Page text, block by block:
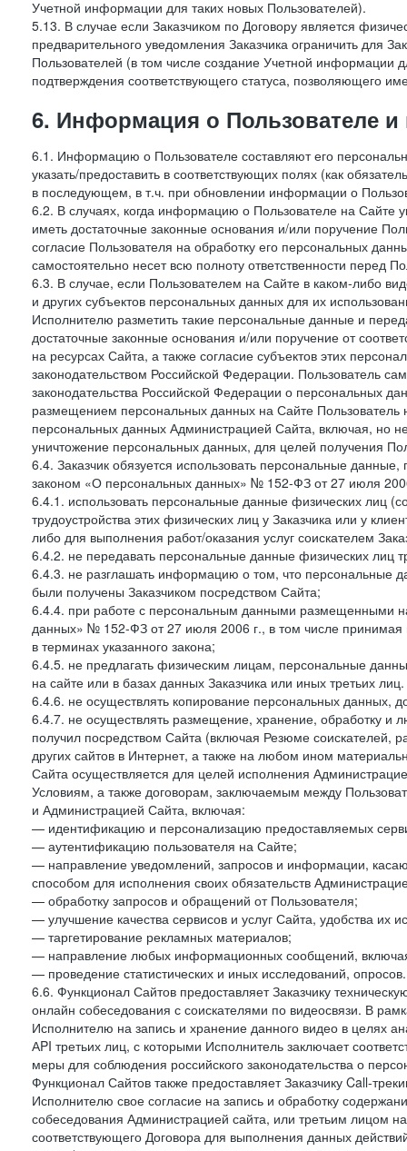
Учетной информации для таких новых Пользователей).
5.13. В случае если Заказчиком по Договору является
предварительного уведомления Заказчика ограничить для
Пользователей (в том числе создание Учетной информации
подтверждения соответствующего статуса, позволяющего
6. Информация о Пользователе
6.1. Информацию о Пользователе составляют его
указать/предоставить в соответствующих полях (как
в последующем, в т.ч. при обновлении информации о
6.2. В случаях, когда информацию о Пользователе на Сайте
иметь достаточные законные основания и/или поручение
согласие Пользователя на обработку его персональных
самостоятельно несет всю полноту ответственности перед
6.3. В случае, если Пользователем на Сайте в каком-либо
и других субъектов персональных данных для их
Исполнителю разметить такие персональные данные и
достаточные законные основания и/или поручение от
на ресурсах Сайта, а также согласие субъектов этих
законодательством Российской Федерации. Пользователь
законодательства Российской Федерации о персональных
размещением персональных данных на Сайте Пользователь
персональных данных Администрацией Сайта, включая, но
уничтожение персональных данных, для целей получения
6.4. Заказчик обязуется использовать персональные
законом «О персональных данных» № 152-ФЗ от 27 июля
6.4.1. использовать персональные данные физических лиц
трудоустройства этих физических лиц у Заказчика или у
либо для выполнения работ/оказания услуг соискателем
6.4.2. не передавать персональные данные физических лиц
6.4.3. не разглашать информацию о том, что персональные
были получены Заказчиком посредством Сайта;
6.4.4. при работе с персональным данными размещенными
данных» № 152-ФЗ от 27 июля 2006 г., в том числе принимая
в терминах указанного закона;
6.4.5. не предлагать физическим лицам, персональные
на сайте или в базах данных Заказчика или иных третьих лиц.
6.4.6. не осуществлять копирование персональных данных,
6.4.7. не осуществлять размещение, хранение, обработку и
получил посредством Сайта (включая Резюме
других сайтов в Интернет, а также на любом ином
Сайта осуществляется для целей исполнения
Условиям, а также договорам, заключаемым между
и Администрацией Сайта, включая:
— идентификацию и персонализацию предоставляемых
— аутентификацию пользователя на Сайте;
— направление уведомлений, запросов и информации,
способом для исполнения своих обязательств
— обработку запросов и обращений от Пользователя;
— улучшение качества сервисов и услуг Сайта, удобства их
— таргетирование рекламных материалов;
— направление любых информационных сообщений,
— проведение статистических и иных исследований, опросов.
6.6. Функционал Сайтов предоставляет Заказчику
онлайн собеседования с соискателями по видеосвязи. В
Исполнителю на запись и хранение данного видео в целях
АPI третьих лиц, с которыми Исполнитель заключает
меры для соблюдения российского законодательства о
Функционал Сайтов также предоставляет Заказчику Call-
Исполнителю свое согласие на запись и обработку
собеседования Администрацией сайта, или третьим лицом
соответствующего Договора для выполнения данных